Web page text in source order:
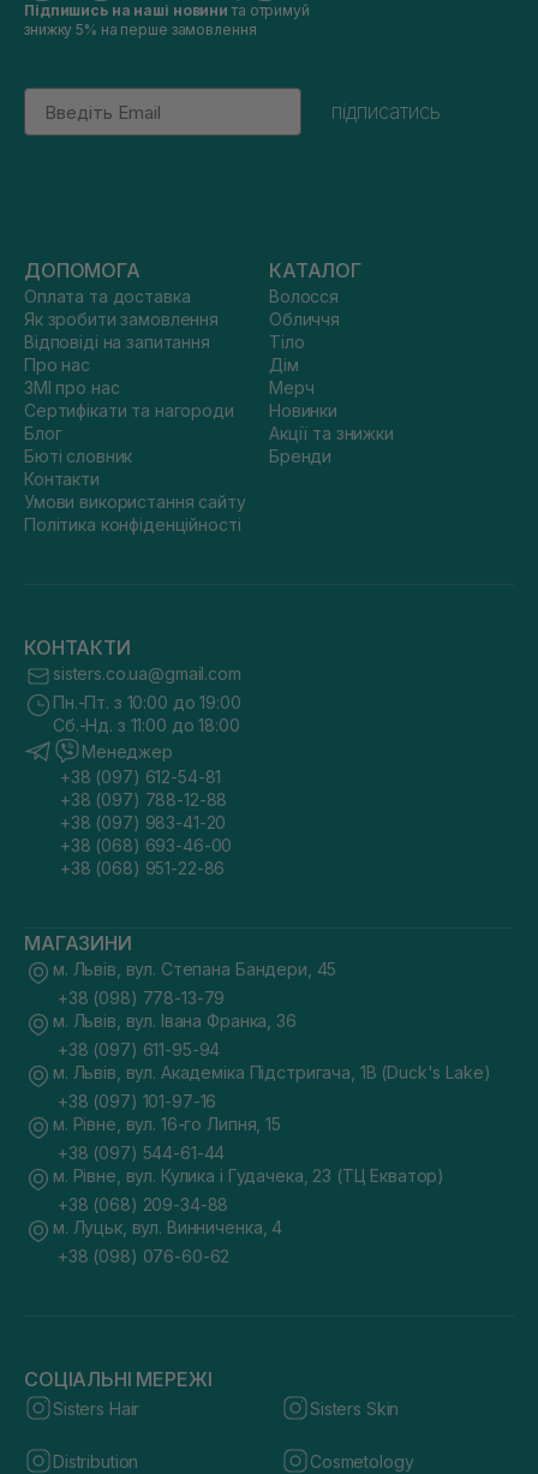
Підпишись на наші новини та отримуй
знижку 5% на перше замовлення
Email
підписатись
ДОПОМОГА
Оплата та доставка
Як зробити замовлення
Відповіді на запитання
Про нас
ЗМІ про нас
Сертифікати та нагороди
Блог
Бюті словник
Контакти
Умови використання сайту
Політика конфіденційності
КАТАЛОГ
Волосся
Обличчя
Тіло
Дім
Мерч
Новинки
Акції та знижки
Бренди
КОНТАКТИ
sisters.co.ua@gmail.com
Пн.-Пт. з 10:00 до 19:00
Сб.-Нд. з 11:00 до 18:00
Менеджер
+38 (097) 612-54-81
+38 (097) 788-12-88
+38 (097) 983-41-20
+38 (068) 693-46-00
+38 (068) 951-22-86
МАГАЗИНИ
м. Львів, вул. Степана Бандери, 45
+38 (098) 778-13-79
м. Львів, вул. Івана Франка, 36
+38 (097) 611-95-94
м. Львів, вул. Академіка Підстригача, 1В (Duck's Lake)
+38 (097) 101-97-16
м. Рівне, вул. 16-го Липня, 15
+38 (097) 544-61-44
м. Рівне, вул. Кулика і Гудачека, 23 (ТЦ Екватор)
+38 (068) 209-34-88
м. Луцьк, вул. Винниченка, 4
+38 (098) 076-60-62
СОЦІАЛЬНІ МЕРЕЖІ
Sisters Hair Sisters Skin
Distribution Cosmetology